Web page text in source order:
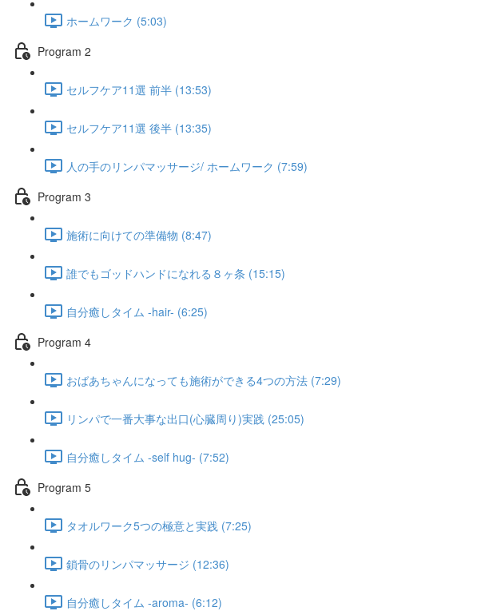
ホームワーク (5:03)
Program 2
セルフケア11選 前半 (13:53)
セルフケア11選 後半 (13:35)
人の手のリンパマッサージ/ ホームワーク (7:59)
Program 3
施術に向けての準備物 (8:47)
誰でもゴッドハンドになれる８ヶ条 (15:15)
自分癒しタイム -hair- (6:25)
Program 4
おばあちゃんになっても施術ができる4つの方法 (7:29)
リンパで一番大事な出口(心臓周り)実践 (25:05)
自分癒しタイム -self hug- (7:52)
Program 5
タオルワーク5つの極意と実践 (7:25)
鎖骨のリンパマッサージ (12:36)
自分癒しタイム -aroma- (6:12)